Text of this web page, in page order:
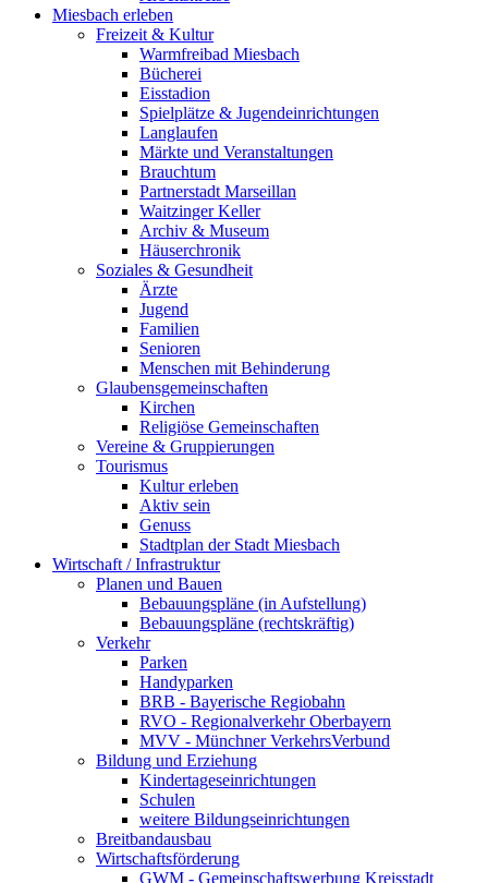
Miesbach erleben
Freizeit & Kultur
Warmfreibad Miesbach
Bücherei
Eisstadion
Spielplätze & Jugendeinrichtungen
Langlaufen
Märkte und Veranstaltungen
Brauchtum
Partnerstadt Marseillan
Waitzinger Keller
Archiv & Museum
Häuserchronik
Soziales & Gesundheit
Ärzte
Jugend
Familien
Senioren
Menschen mit Behinderung
Glaubensgemeinschaften
Kirchen
Religiöse Gemeinschaften
Vereine & Gruppierungen
Tourismus
Kultur erleben
Aktiv sein
Genuss
Stadtplan der Stadt Miesbach
Wirtschaft / Infrastruktur
Planen und Bauen
Bebauungspläne (in Aufstellung)
Bebauungspläne (rechtskräftig)
Verkehr
Parken
Handyparken
BRB - Bayerische Regiobahn
RVO - Regionalverkehr Oberbayern
MVV - Münchner VerkehrsVerbund
Bildung und Erziehung
Kindertageseinrichtungen
Schulen
weitere Bildungseinrichtungen
Breitbandausbau
Wirtschaftsförderung
GWM - Gemeinschaftswerbung Kreisstadt